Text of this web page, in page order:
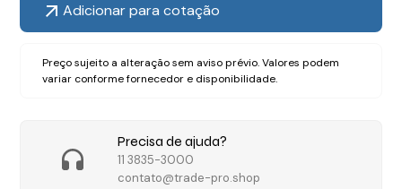
Adicionar para cotação
Preço sujeito a alteração sem aviso prévio. Valores podem
variar conforme fornecedor e disponibilidade.
Precisa de ajuda?
11 3835-3000
contato@trade-pro.shop